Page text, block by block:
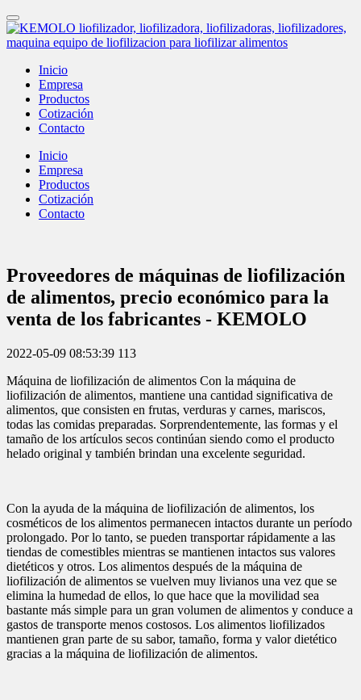
Inicio
Empresa
Productos
Cotización
Contacto
Inicio
Empresa
Productos
Cotización
Contacto
Proveedores de máquinas de liofilización
de alimentos, precio económico para la
venta de los fabricantes - KEMOLO
2022-05-09 08:53:39 113
Máquina de liofilización de alimentos Con la máquina de
liofilización de alimentos, mantiene una cantidad significativa de
alimentos, que consisten en frutas, verduras y carnes, mariscos,
todas las comidas preparadas. Sorprendentemente, las formas y el
tamaño de los artículos secos continúan siendo como el producto
helado original y también brindan una excelente seguridad.
Con la ayuda de la máquina de liofilización de alimentos, los
cosméticos de los alimentos permanecen intactos durante un período
prolongado. Por lo tanto, se pueden transportar rápidamente a las
tiendas de comestibles mientras se mantienen intactos sus valores
dietéticos y otros. Los alimentos después de la máquina de
liofilización de alimentos se vuelven muy livianos una vez que se
elimina la humedad de ellos, lo que hace que la movilidad sea
bastante más simple para un gran volumen de alimentos y conduce a
gastos de transporte menos costosos. Los alimentos liofilizados
mantienen gran parte de su sabor, tamaño, forma y valor dietético
gracias a la máquina de liofilización de alimentos.